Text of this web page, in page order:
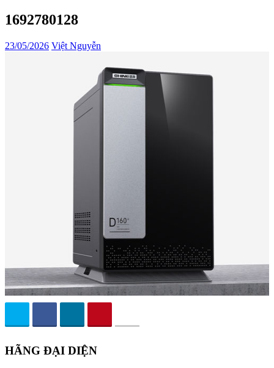
1692780128
23/05/2026 Việt Nguyễn
HÃNG ĐẠI DIỆN